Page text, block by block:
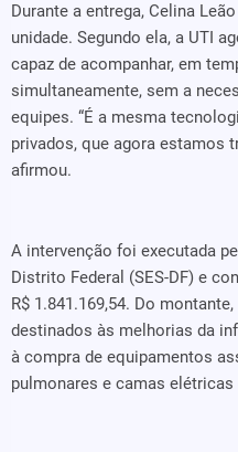
Durante a entrega, Celina
unidade. Segundo ela, a UTI
capaz de acompanhar, em
simultaneamente, sem a
equipes. “É a mesma
privados, que agora estamos
afirmou.
A intervenção foi executada
Distrito Federal (SES-DF) e
R$ 1.841.169,54. Do
destinados às melhorias da
à compra de equipamentos
pulmonares e camas